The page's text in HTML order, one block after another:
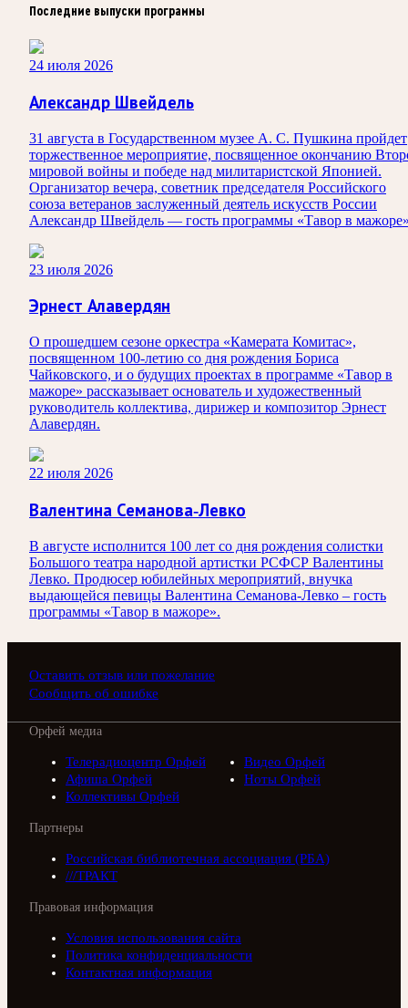
Последние выпуски программы
24 июля 2026
Александр Швейдель
31 августа в Государственном музее А. С. Пушкина пройдет
торжественное мероприятие, посвященное окончанию
мировой войны и победе над милитаристской Японией.
Организатор вечера, советник председателя Российского
союза ветеранов заслуженный деятель искусств России
Александр Швейдель — гость программы «Тавор в
23 июля 2026
Эрнест Алавердян
О прошедшем сезоне оркестра «Камерата Комитас»,
посвященном 100-летию со дня рождения Бориса
Чайковского, и о будущих проектах в программе «Тавор в
мажоре» рассказывает основатель и художественный
руководитель коллектива, дирижер и композитор Эрнест
Алавердян.
22 июля 2026
Валентина Семанова-Левко
В августе исполнится 100 лет со дня рождения солистки
Большого театра народной артистки РСФСР Валентины
Левко. Продюсер юбилейных мероприятий, внучка
выдающейся певицы Валентина Семанова-Левко – гость
программы «Тавор в мажоре».
Оставить отзыв или пожелание
Сообщить об ошибке
Орфей медиа
Телерадиоцентр Орфей
Видео Орфей
Афиша Орфей
Ноты Орфей
Коллективы Орфей
Партнеры
Российская библиотечная ассоциация (РБА)
///ТРАКТ
Правовая информация
Условия использования сайта
Политика конфиденциальности
Контактная информация